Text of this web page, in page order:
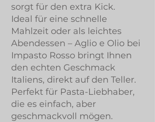
sorgt für den extra Kick.
Ideal für eine schnelle
Mahlzeit oder als leichtes
Abendessen – Aglio e Olio bei
Impasto Rosso bringt Ihnen
den echten Geschmack
Italiens, direkt auf den Teller.
Perfekt für Pasta-Liebhaber,
die es einfach, aber
geschmackvoll mögen.